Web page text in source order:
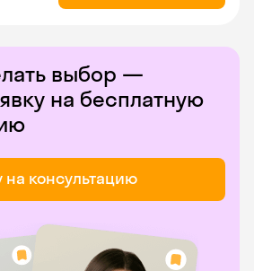
выбор —
на бесплатную
на консультацию